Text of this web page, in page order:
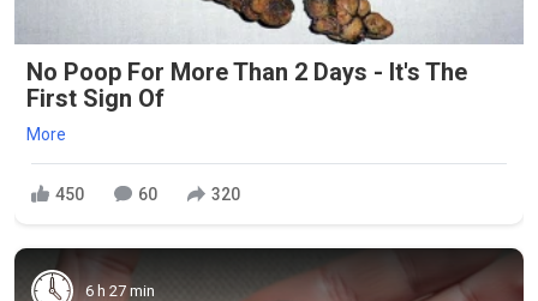
No Poop For More Than 2 Days - It's The
First Sign Of
More
450 60 320
6 h 27 min